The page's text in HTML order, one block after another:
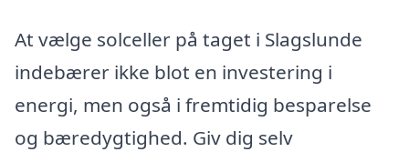
At vælge solceller på taget i Slagslunde
indebærer ikke blot en investering i
energi, men også i fremtidig besparelse
og bæredygtighed. Giv dig selv